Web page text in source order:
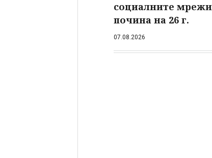
социалните мрежи
почина на 26 г.
07.08.2026